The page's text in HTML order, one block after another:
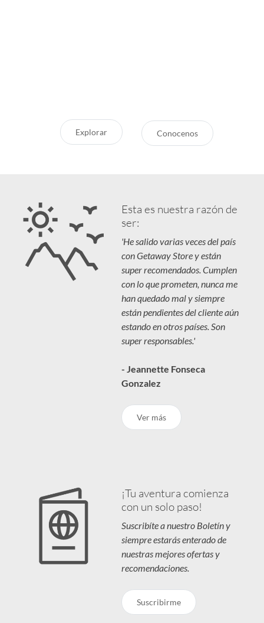
Explorar Conocenos
Esta es nuestra razón de
ser:
'He salido varias veces del país
con Getaway Store y están
super recomendados. Cumplen
con lo que prometen, nunca me
han quedado mal y siempre
están pendientes del cliente aún
estando en otros países. Son
super responsables.'
- Jeannette Fonseca
Gonzalez
Ver más
¡Tu aventura comienza
con un solo paso!
Suscribíte a nuestro Boletín y
siempre estarás enterado de
nuestras mejores ofertas y
recomendaciones.
Suscribirme